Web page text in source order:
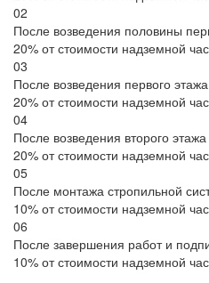
02
После возведения половины
20% от стоимости надземной
03
После возведения первого этажа
20% от стоимости надземной
04
После возведения второго этажа
20% от стоимости надземной
05
После монтажа стропильной
10% от стоимости надземной
06
После завершения работ и
10% от стоимости надземной